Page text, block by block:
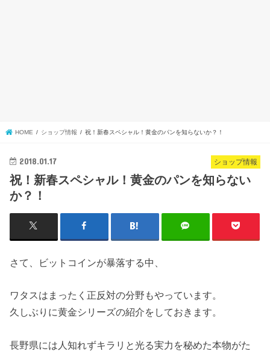
HOME ショップ情報 祝！新春スペシャル！黄金のパンを知らないか？！
ショップ情報
2018.01.17
祝！新春スペシャル！黄金のパンを知らない
か？！
さて、ビットコインが暴落する中、
ワタスはまったく正反対の分野もやっています。
久しぶりに黄金シリーズの紹介をしておきます。
長野県には人知れずキラリと光る実力を秘めた本物がた